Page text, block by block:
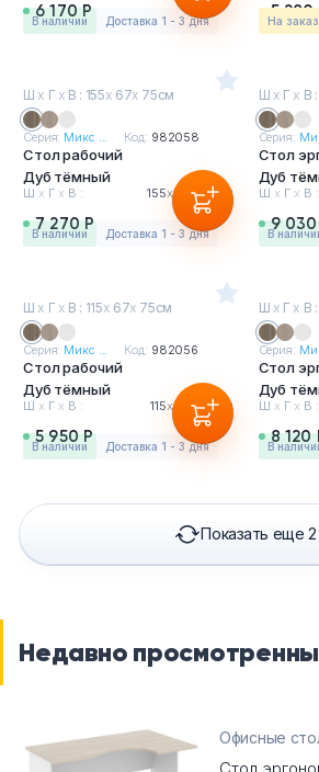
6 170 Р
в наличии Доставка 1 - 3 дня
5 280
На заказ
Ш х Г х В : 155х 67х 75см
Серия: Микс ... Код: 982058
Стол рабочий
Дуб тёмный
Ш х Г х В : 155х67х75см
7 270 Р
в наличии Доставка 1 - 3 дня
Ш х Г х В
Серия:
Стол
Дуб
Ш х Г х В :
9
в
Ш х Г х В : 115х 67х 75см
Серия: Микс ... Код: 982056
Стол рабочий
Дуб тёмный
Ш х Г х В : 115х67х75см
5 950 Р
в наличии Доставка 1 - 3 дня
Ш х Г х В
Серия:
Стол
Дуб
Ш х Г х В :
8 120
в
Показать еще 2
Недавно
Офисные